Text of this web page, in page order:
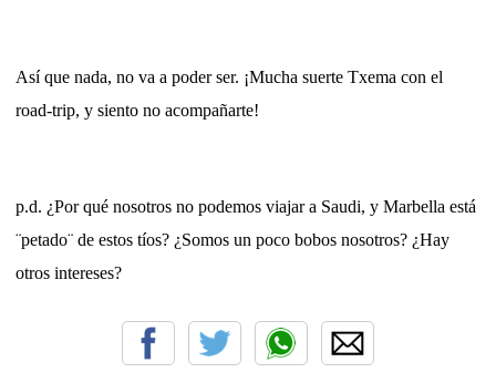
Así que nada, no va a poder ser. ¡Mucha suerte Txema con el
road-trip, y siento no acompañarte!
p.d. ¿Por qué nosotros no podemos viajar a Saudi, y Marbella está
¨petado¨ de estos tíos? ¿Somos un poco bobos nosotros? ¿Hay
otros intereses?